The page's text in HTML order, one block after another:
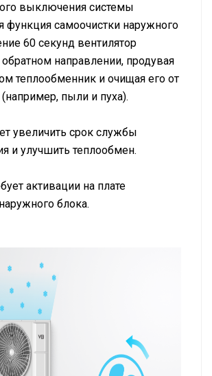
выключения системы
функция самоочистки наружного
60 секунд вентилятор
направлении, продувая
теплообменник и очищая его от
(например, пыли и пуха).
увеличить срок службы
и улучшить теплообмен.
активации на плате
блока.